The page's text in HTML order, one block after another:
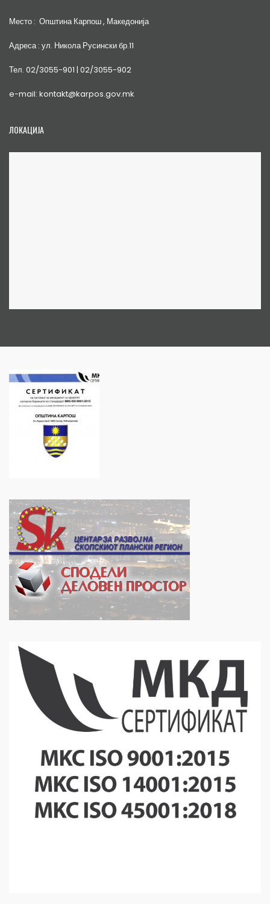
Место : Општина Карпош , Македонија
Адреса : ул. Никола Русински бр.11
Тел. 02/3055-901 | 02/3055-902
e-mail: kontakt@karpos.gov.mk
ЛОКАЦИЈА